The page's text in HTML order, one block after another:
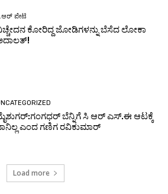
ಪೇಟೆ
ಕೋರಿದ್ದ ಜೋಡಿಗಳನ್ನು ಬೆಸೆದ ಲೋಕಾ
ಬೆನ್ನಿಗೆ ಸಿ ಆರ್ ಎಸ್.ಈ ಆಟಕ್ಕೆ
ಎಂದ ಗಣಿಗ ರವಿಕುಮಾರ್
Load more